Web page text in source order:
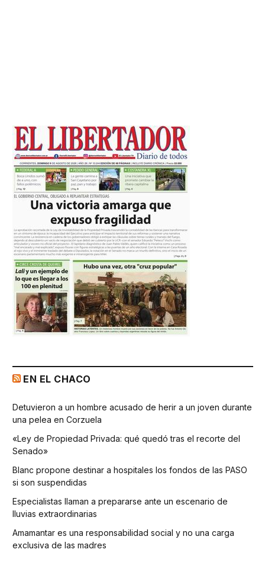
EN EL CHACO
Detuvieron a un hombre acusado de herir a un joven durante
una pelea en Corzuela
«Ley de Propiedad Privada: qué quedó tras el recorte del
Senado»
Blanc propone destinar a hospitales los fondos de las PASO
si son suspendidas
Especialistas llaman a prepararse ante un escenario de
lluvias extraordinarias
Amamantar es una responsabilidad social y no una carga
exclusiva de las madres